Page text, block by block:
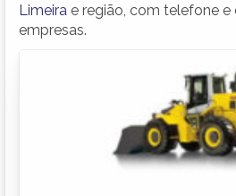
Limeira e região, com telefone e
empresas.